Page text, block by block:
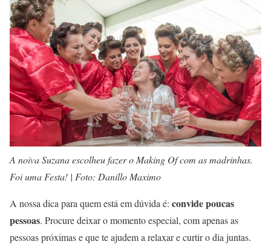
A noiva Suzana escolheu fazer o Making Of com as madrinhas.
Foi uma Festa! | Foto: Danillo Maximo
A nossa dica para quem está em dúvida é: convide poucas
pessoas. Procure deixar o momento especial, com apenas as
pessoas próximas e que te ajudem a relaxar e curtir o dia juntas.